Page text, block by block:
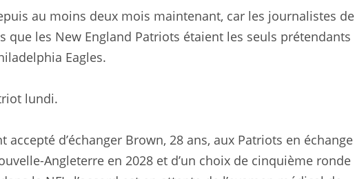
au moins deux mois maintenant, car les journalistes de
que les New England Patriots étaient les seuls prétendants
Eagles.
lundi.
accepté d’échanger Brown, 28 ans, aux Patriots en échange
Angleterre en 2028 et d’un choix de cinquième ronde